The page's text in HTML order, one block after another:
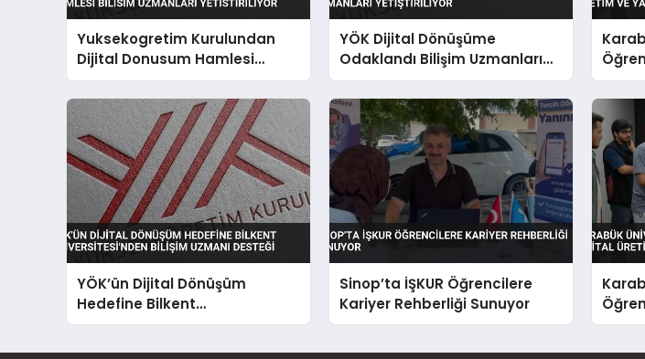
Yuksekogretim Kurulundan
Dijital Donusum Hamlesi
Bilisim Uzmanlari Yetistiriliyor
YÖK Dijital Dönüşüme
Odaklandı Bilişim Uzmanları
Yetiştiriliyor
YÖK’ün Dijital Dönüşüm
Hedefine Bilkent
Üniversitesi’nden Bilişim
Sinop’ta İŞKUR Öğrencilere
Kariyer Rehberliği Sunuyor